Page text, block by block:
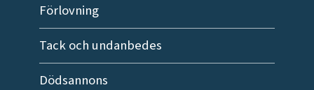
Förlovning
Tack och undanbedes
Dödsannons